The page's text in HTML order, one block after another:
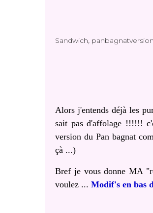
Sandwich,
Alors j'entends déjà les
sait pas d'affolage !!!!!!
version du Pan bagnat
çà ...)
Bref je vous donne MA
voulez ... Modif's en bas